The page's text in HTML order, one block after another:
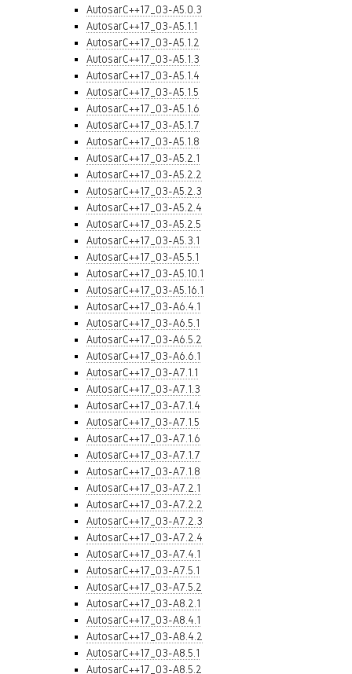
AutosarC++17_03-A5.0.3
AutosarC++17_03-A5.1.1
AutosarC++17_03-A5.1.2
AutosarC++17_03-A5.1.3
AutosarC++17_03-A5.1.4
AutosarC++17_03-A5.1.5
AutosarC++17_03-A5.1.6
AutosarC++17_03-A5.1.7
AutosarC++17_03-A5.1.8
AutosarC++17_03-A5.2.1
AutosarC++17_03-A5.2.2
AutosarC++17_03-A5.2.3
AutosarC++17_03-A5.2.4
AutosarC++17_03-A5.2.5
AutosarC++17_03-A5.3.1
AutosarC++17_03-A5.5.1
AutosarC++17_03-A5.10.1
AutosarC++17_03-A5.16.1
AutosarC++17_03-A6.4.1
AutosarC++17_03-A6.5.1
AutosarC++17_03-A6.5.2
AutosarC++17_03-A6.6.1
AutosarC++17_03-A7.1.1
AutosarC++17_03-A7.1.3
AutosarC++17_03-A7.1.4
AutosarC++17_03-A7.1.5
AutosarC++17_03-A7.1.6
AutosarC++17_03-A7.1.7
AutosarC++17_03-A7.1.8
AutosarC++17_03-A7.2.1
AutosarC++17_03-A7.2.2
AutosarC++17_03-A7.2.3
AutosarC++17_03-A7.2.4
AutosarC++17_03-A7.4.1
AutosarC++17_03-A7.5.1
AutosarC++17_03-A7.5.2
AutosarC++17_03-A8.2.1
AutosarC++17_03-A8.4.1
AutosarC++17_03-A8.4.2
AutosarC++17_03-A8.5.1
AutosarC++17_03-A8.5.2